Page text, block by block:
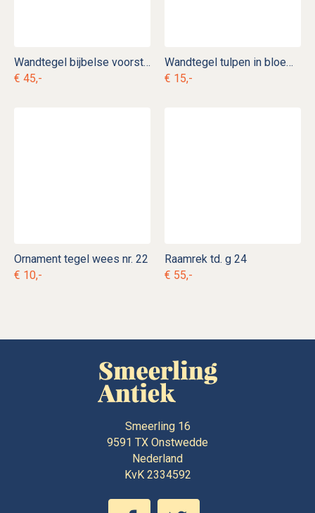
Wandtegel bijbelse voorstelling nr. 23
€ 45,-
Wandtegel tulpen in bloempot mangaan nr. 16
€ 15,-
Ornament tegel wees nr. 22
€ 10,-
Raamrek td. g 24
€ 55,-
Smeerling 16
9591 TX Onstwedde
Nederland
KvK 2334592